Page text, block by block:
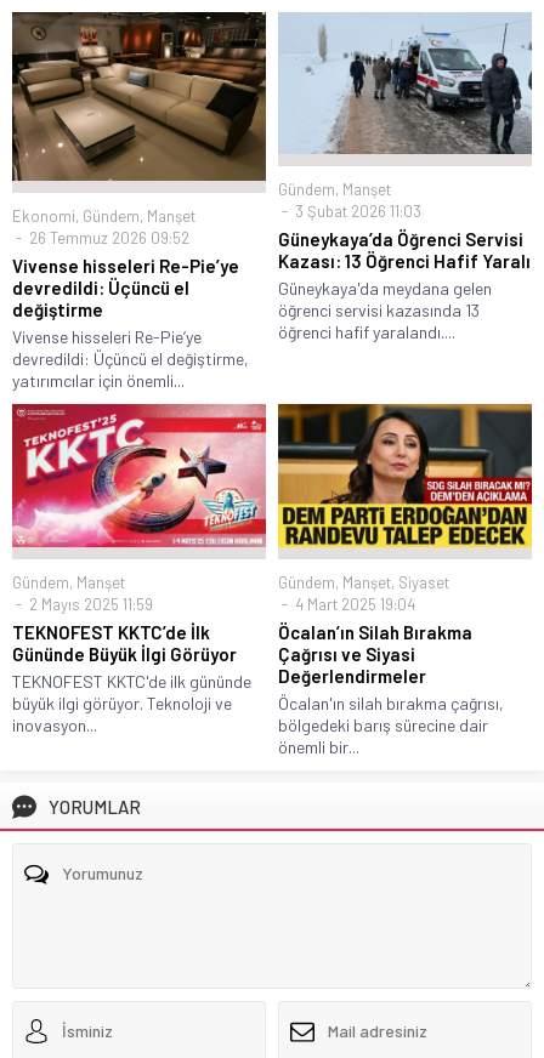
Ekonomi, Gündem, Manşet
26 Temmuz 2026 09:52
Vivense hisseleri Re-Pie’ye
devredildi: Üçüncü el
değiştirme
Vivense hisseleri Re-Pie’ye
devredildi: Üçüncü el değiştirme,
yatırımcılar için önemli...
Gündem, Manşet
3 Şubat 2026 11:03
Güneykaya’da Öğrenci Servisi
Kazası: 13 Öğrenci Hafif Yaralı
Güneykaya'da meydana gelen
öğrenci servisi kazasında 13
öğrenci hafif yaralandı....
Gündem, Manşet
2 Mayıs 2025 11:59
TEKNOFEST KKTC’de İlk
Gününde Büyük İlgi Görüyor
TEKNOFEST KKTC'de ilk gününde
büyük ilgi görüyor. Teknoloji ve
inovasyon...
Gündem, Manşet, Siyaset
4 Mart 2025 19:04
Öcalan’ın Silah Bırakma
Çağrısı ve Siyasi
Değerlendirmeler
Öcalan'ın silah bırakma çağrısı,
bölgedeki barış sürecine dair
önemli bir...
YORUMLAR